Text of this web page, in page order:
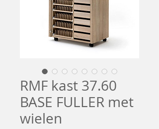
RMF kast 37.60
BASE FULLER met
wielen